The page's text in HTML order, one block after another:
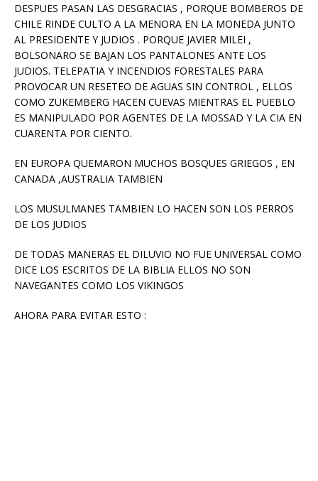
DESPUES PASAN LAS DESGRACIAS , PORQUE BOMBEROS DE
CHILE RINDE CULTO A LA MENORA EN LA MONEDA JUNTO
AL PRESIDENTE Y JUDIOS . PORQUE JAVIER MILEI ,
BOLSONARO SE BAJAN LOS PANTALONES ANTE LOS
JUDIOS. TELEPATIA Y INCENDIOS FORESTALES PARA
PROVOCAR UN RESETEO DE AGUAS SIN CONTROL , ELLOS
COMO ZUKEMBERG HACEN CUEVAS MIENTRAS EL PUEBLO
ES MANIPULADO POR AGENTES DE LA MOSSAD Y LA CIA EN
CUARENTA POR CIENTO.
EN EUROPA QUEMARON MUCHOS BOSQUES GRIEGOS , EN
CANADA ,AUSTRALIA TAMBIEN
LOS MUSULMANES TAMBIEN LO HACEN SON LOS PERROS
DE LOS JUDIOS
DE TODAS MANERAS EL DILUVIO NO FUE UNIVERSAL COMO
DICE LOS ESCRITOS DE LA BIBLIA ELLOS NO SON
NAVEGANTES COMO LOS VIKINGOS
AHORA PARA EVITAR ESTO :